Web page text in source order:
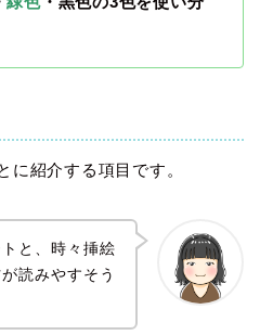
に紹介する項目です。
と、時々挿絵
読みやすそう